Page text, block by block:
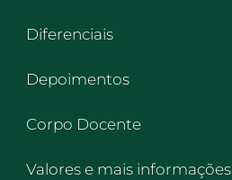
Diferenciais
Depoimentos
Corpo Docente
Valores e mais informações